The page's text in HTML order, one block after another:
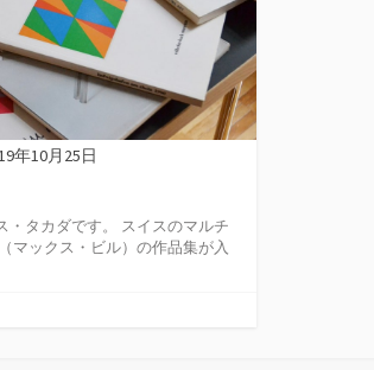
年10月25日
・タカダです。 スイスのマルチ
マックス・ビル）の作品集が入